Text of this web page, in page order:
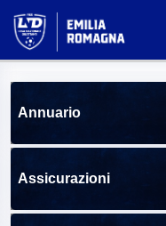
Annuario
Assicurazioni